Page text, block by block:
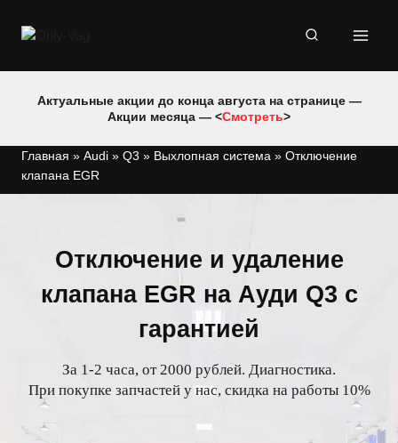
Актуальные акции до конца августа на странице —
Акции месяца — <Смотреть>
Главная » Audi » Q3 » Выхлопная система » Отключение
клапана EGR
Отключение и удаление
клапана EGR на Ауди Q3 с
гарантией
За 1-2 часа, от 2000 рублей. Диагностика.
При покупке запчастей у нас, скидка на работы 10%